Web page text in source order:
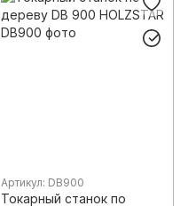
Артикул: DB900
Токарный станок по